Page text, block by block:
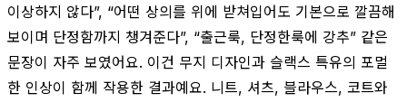
이상하지 않다”, “어떤 상의를 위에 받쳐입어도 기본으로 깔끔해
보이며 단정함까지 챙겨준다”, “출근룩, 단정한룩에 강추” 같은
문장이 자주 보였어요. 이건 무지 디자인과 슬랙스 특유의 포멀
한 인상이 함께 작용한 결과예요. 니트, 셔츠, 블라우스, 코트와